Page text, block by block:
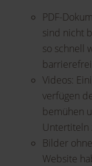
PDF-
sind nicht
so schnell
Videos:
verfügen
bemühen
Untertiteln
Bilder
Website